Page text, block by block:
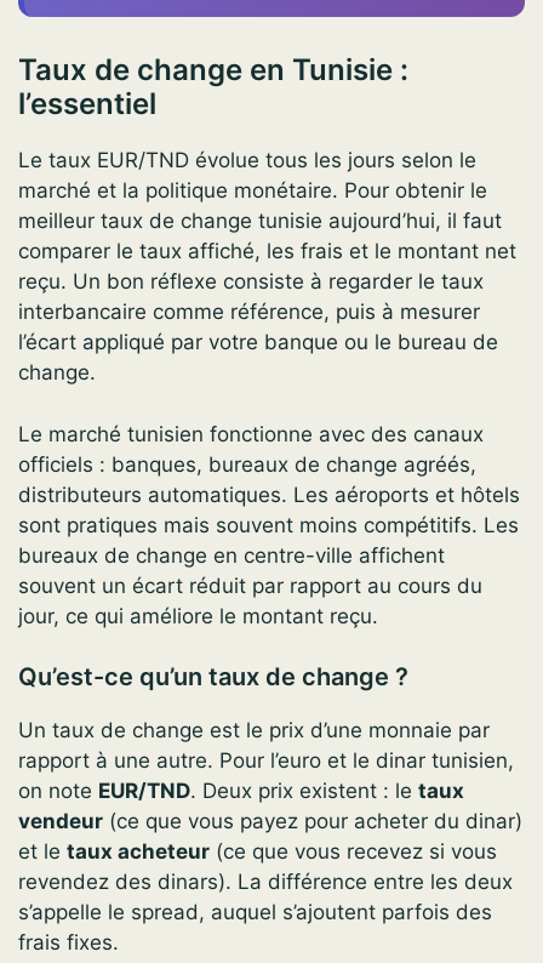
Taux de change en Tunisie :
l’essentiel
Le taux EUR/TND évolue tous les jours selon le
marché et la politique monétaire. Pour obtenir le
meilleur taux de change tunisie aujourd’hui, il faut
comparer le taux affiché, les frais et le montant net
reçu. Un bon réflexe consiste à regarder le taux
interbancaire comme référence, puis à mesurer
l’écart appliqué par votre banque ou le bureau de
change.
Le marché tunisien fonctionne avec des canaux
officiels : banques, bureaux de change agréés,
distributeurs automatiques. Les aéroports et hôtels
sont pratiques mais souvent moins compétitifs. Les
bureaux de change en centre-ville affichent
souvent un écart réduit par rapport au cours du
jour, ce qui améliore le montant reçu.
Qu’est-ce qu’un taux de change ?
Un taux de change est le prix d’une monnaie par
rapport à une autre. Pour l’euro et le dinar tunisien,
on note EUR/TND. Deux prix existent : le taux
vendeur (ce que vous payez pour acheter du dinar)
et le taux acheteur (ce que vous recevez si vous
revendez des dinars). La différence entre les deux
s’appelle le spread, auquel s’ajoutent parfois des
frais fixes.